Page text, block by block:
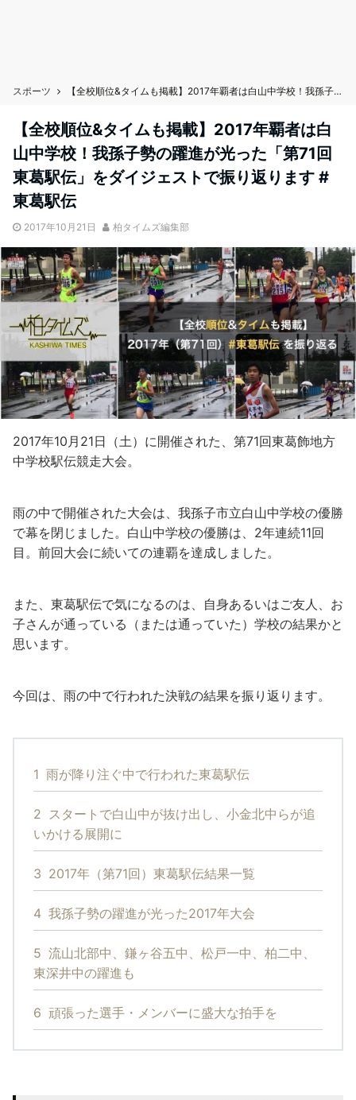
スポーツ 【全校順位&タイムも掲載】2017年覇者は白山中学校！我孫子勢の躍進が光った「第71回東葛駅伝」をダイジェストで振り返ります #東葛駅伝
【全校順位&タイムも掲載】2017年覇者は白
山中学校！我孫子勢の躍進が光った「第71回
東葛駅伝」をダイジェストで振り返ります #
東葛駅伝
2017年10月21日 柏タイムズ編集部
2017年10月21日（土）に開催された、第71回東葛飾地方
中学校駅伝競走大会。
雨の中で開催された大会は、我孫子市立白山中学校の優勝
で幕を閉じました。白山中学校の優勝は、2年連続11回
目。前回大会に続いての連覇を達成しました。
また、東葛駅伝で気になるのは、自身あるいはご友人、お
子さんが通っている（または通っていた）学校の結果かと
思います。
今回は、雨の中で行われた決戦の結果を振り返ります。
1 雨が降り注ぐ中で行われた東葛駅伝
2 スタートで白山中が抜け出し、小金北中らが追
いかける展開に
3 2017年（第71回）東葛駅伝結果一覧
4 我孫子勢の躍進が光った2017年大会
5 流山北部中、鎌ヶ谷五中、松戸一中、柏二中、
東深井中の躍進も
6 頑張った選手・メンバーに盛大な拍手を